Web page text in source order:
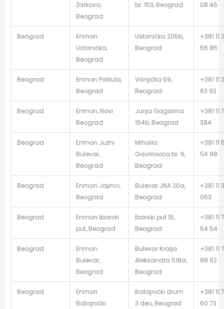
Žarkovo,
Beograd
br. 153, Beograd
08 46
Beograd
Enmon
Ustanička,
Beograd
Ustanička 205b,
Beograd
+381 11
56 86
Beograd
Enmon Palilula,
Beograd
Višnjička 69,
Beograd
+381 11
63 92
Beograd
Enmon, Novi
Beograd
Jurija Gagarina
164b, Beograd
+381 11
384
Beograd
Enmon Južni
Bulevar,
Beograd
Mihaila
Gavrilovića br. 6,
Beograd
+381 11
54 98
Beograd
Enmon Jajinci,
Beograd
Bulevar JNA 20a,
Beograd
+381 11
053
Beograd
Enmon Ibarski
put, Beograd
Ibarski put 15,
Beograd
+381 11
54 54
Beograd
Enmon
Bulevar,
Beograd
Bulevar Kralja
Aleksandra 518a,
Beograd
+381 11
88 92
Beograd
Enmon
Batajnički
Batajnički drum
3.deo, Beograd
+381 11
60 73